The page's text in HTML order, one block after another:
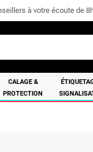
à votre écoute de
CALAGE &
PROTECTION